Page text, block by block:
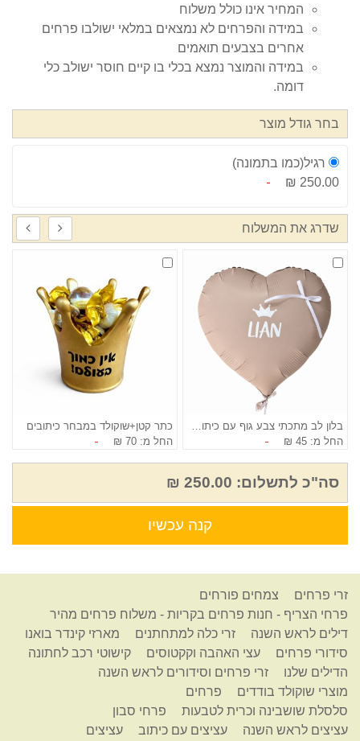
המחיר אינו כולל משלוח
במידה והפרחים לא נמצאים במלאי ישולבו פרחים
אחרים בצבעים תואמים
במידה והמוצר נמצא בכלי בו קיים חוסר ישולב כלי
דומה.
בחר גודל מוצר
רגיל(כמו בתמונה)
250.00 ₪
שדרג את המשלוח
החל מ: 45 ₪
כתר קטן+שוקולד במבחר כיתובים
החל מ: 70 ₪
סה"כ לתשלום: 250.00 ₪
קנה עכשיו
זרי פרחים
צמחים פורחים
פרחי הצריף - חנות פרחים בקריות - משלוח פרחים מהיר
דילים לראש השנה
זרי כלה למתחתנים
מארזי קינדר בואנו
סידורי פרחים
עצי האהבה וקקטוסים
קישוטי רכב לחתונה
הדילים שלנו
זרי פרחים וסידורים לראש השנה
מוצרי שוקולד בודדים
פרחים
סלסלת שושבינה וכרית לטבעות
פרחי סבון
עציצים לראש השנה
עציצים עם כיתוב
עציצים